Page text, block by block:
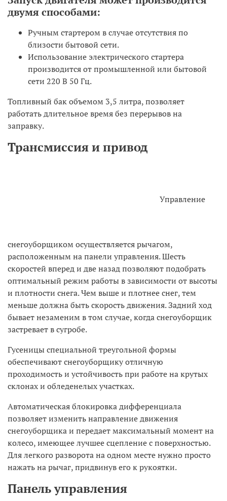
двумя способами:
Ручным стартером в случае отсутствия по
близости бытовой сети.
Использование электрического стартера
производится от промышленной или бытовой
сети 220 В 50 Гц.
Топливный бак объемом 3,5 литра, позволяет
работать длительное время без перерывов на
заправку.
Трансмиссия и привод
Управление
снегоуборщиком осуществляется рычагом,
расположенным на панели управления. Шесть
скоростей вперед и две назад позволяют подобрать
оптимальный режим работы в зависимости от высоты
и плотности снега. Чем выше и плотнее снег, тем
меньше должна быть скорость движения. Задний ход
бывает незаменим в том случае, когда снегоуборщик
застревает в сугробе.
Гусеницы специальной треугольной формы
обеспечивают снегоуборщику отличную
проходимость и устойчивость при работе на крутых
склонах и обледенелых участках.
Автоматическая блокировка дифференциала
позволяет изменить направление движения
снегоуборщика и передает максимальный момент на
колесо, имеющее лучшее сцепление с поверхностью.
Для легкого разворота на одном месте нужно просто
нажать на рычаг, придвинув его к рукоятки.
Панель управления